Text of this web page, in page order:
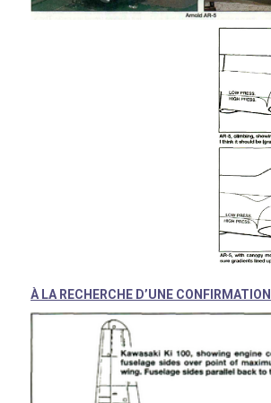
À LA RECHERCHE D’UNE CONFIRMATION